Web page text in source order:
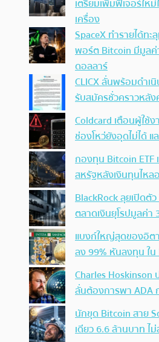
เตรียมเพิ่มฟีเจอร์ให
เครื่อง
SpaceX ทำรายได้ท
พอร์ต Bitcoin มีมูล
ดอลลาร์
CLICX ลั่นพร้อมดำ
รับสมัครชั่วคราวหลั
Coldcard เตือนผู้ใช้
ช่องโหว่ยังอุดไม่ได้ แ
กองทุน Bitcoin ETF
สหรัฐหลังเงินทุนไหล
BlackRock ลุยเปิดตั
ตลาดเงินยุโรปมูลค่า
แบงก์ใหญ่สุดของอิต
ลง 99% หันลงทุน ใน
Charles
ลั่นต้องการพา ADA
นักขุด Bitcoin สาย
เดียว 6.6 ล้านบาท ไ